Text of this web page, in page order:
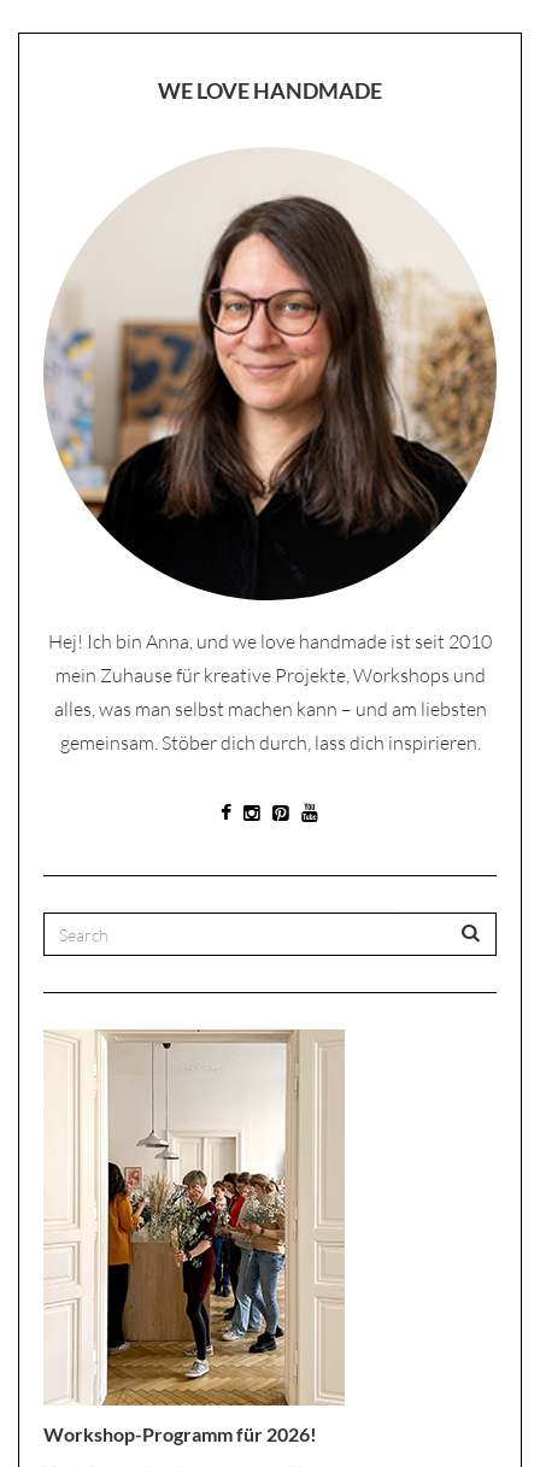
WE LOVE HANDMADE
Hej! Ich bin Anna, und we love handmade ist seit 2010
mein Zuhause für kreative Projekte, Workshops und
alles, was man selbst machen kann – und am liebsten
gemeinsam. Stöber dich durch, lass dich inspirieren.
Workshop-Programm für 2026!